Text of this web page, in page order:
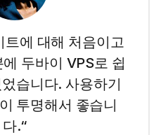
트에 대해 처음이고
두바이 VPS로 쉽
습니다. 사용하기
투명해서 좋습니
다.“